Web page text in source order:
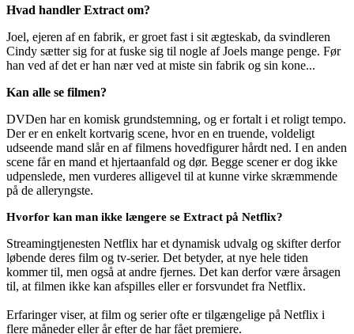
Hvad handler Extract om?
Joel, ejeren af en fabrik, er groet fast i sit ægteskab, da svindleren
Cindy sætter sig for at fuske sig til nogle af Joels mange penge. Før
han ved af det er han nær ved at miste sin fabrik og sin kone...
Kan alle se filmen?
DVDen har en komisk grundstemning, og er fortalt i et roligt tempo.
Der er en enkelt kortvarig scene, hvor en en truende, voldeligt
udseende mand slår en af filmens hovedfigurer hårdt ned. I en anden
scene får en mand et hjertaanfald og dør. Begge scener er dog ikke
udpenslede, men vurderes alligevel til at kunne virke skræmmende
på de alleryngste.
Hvorfor kan man ikke længere se Extract på Netflix?
Streamingtjenesten Netflix har et dynamisk udvalg og skifter derfor
løbende deres film og tv-serier. Det betyder, at nye hele tiden
kommer til, men også at andre fjernes. Det kan derfor være årsagen
til, at filmen ikke kan afspilles eller er forsvundet fra Netflix.
Erfaringer viser, at film og serier ofte er tilgængelige på Netflix i
flere måneder eller år efter de har fået premiere.